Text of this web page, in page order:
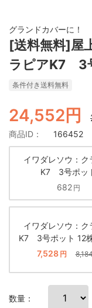
グランドカバーに！
[送料無料]屋
ラピアK7 3
条件付き送料無料
24,552円
商品ID： 166452
イワダレソウ：ク
K7 3号ポッ
682 円
イワダレソウ：ク
K7 3号ポット 12
7,528 円
数量：